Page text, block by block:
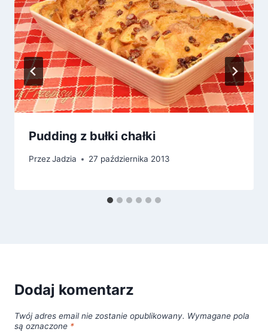
Pudding z bułki chałki
PrzezJadzia 27 października 2013
Dodaj komentarz
Twój adres email nie zostanie opublikowany. Wymagane pola
są oznaczone *